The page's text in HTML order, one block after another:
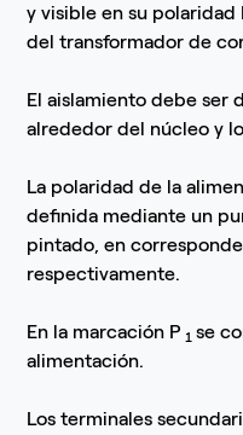
y visible en su polaridad
del transformador de
El aislamiento debe ser
alrededor del núcleo y
La polaridad de la
definida mediante un
pintado, en
respectivamente.
En la marcación P 1se
alimentación.
Los terminales